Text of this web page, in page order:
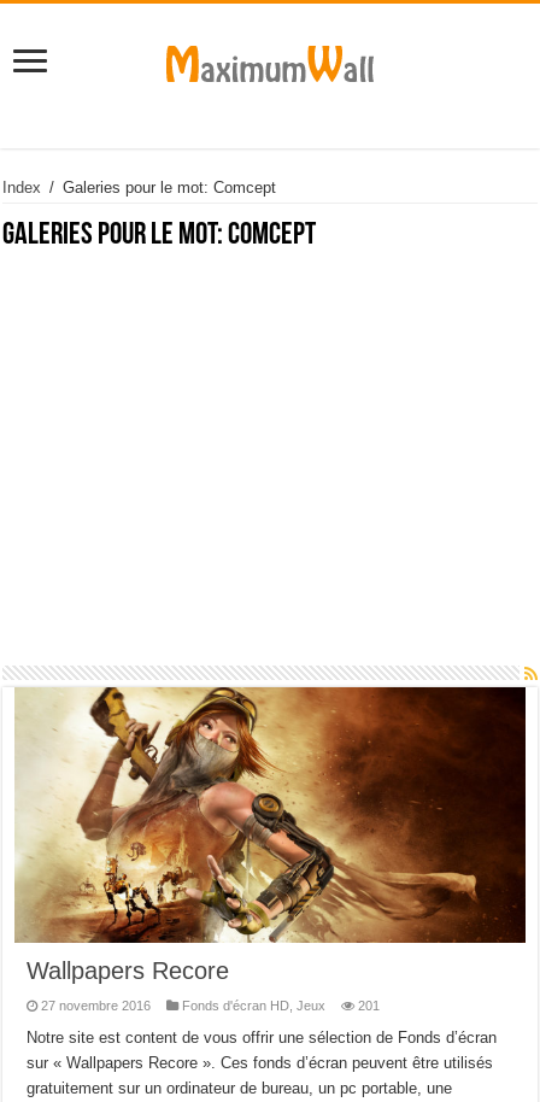
Index / Galeries pour le mot: Comcept
Galeries pour le mot:Comcept
Wallpapers Recore
27 novembre 2016 Fonds d'écran HD ,Jeux 201
Notre site est content de vous offrir une sélection de Fonds d’écran
sur « Wallpapers Recore ». Ces fonds d’écran peuvent être utilisés
gratuitement sur un ordinateur de bureau, un pc portable, une